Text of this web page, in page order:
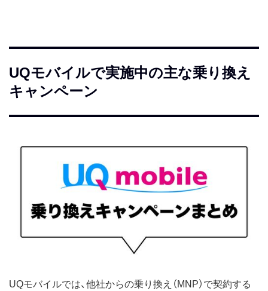
UQモバイルで実施中の主な乗り換え
キャンペーン
UQモバイルでは、他社からの乗り換え（MNP）で契約する